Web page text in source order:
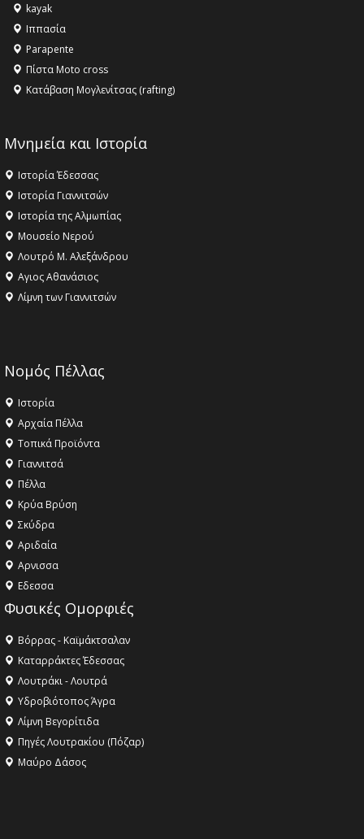
16:18 -
ΣΤΗΝ ΕΔΕΣΣΑ
kayak
Ιππασία
Parapente
Πίστα Moto cross
Κατάβαση Μογλενίτσας (rafting)
Μνημεία και Ιστορία
Ιστορία Έδεσσας
Ιστορία Γιαννιτσών
Ιστορία της Αλμωπίας
Μουσείο Νερού
Λουτρό Μ. Αλεξάνδρου
Αγιος Αθανάσιος
Λίμνη των Γιαννιτσών
Νομός Πέλλας
Ιστορία
Αρχαία Πέλλα
Τοπικά Προϊόντα
Γιαννιτσά
Πέλλα
Κρύα Βρύση
Σκύδρα
Αριδαία
Aρνισσα
Eδεσσα
Φυσικές Ομορφιές
Βόρρας - Καϊμάκτσαλαν
Καταρράκτες Έδεσσας
Λουτράκι - Λουτρά
Υδροβιότοπος Άγρα
Λίμνη Βεγορίτιδα
Πηγές Λουτρακίου (Πόζαρ)
Μαύρο Δάσος